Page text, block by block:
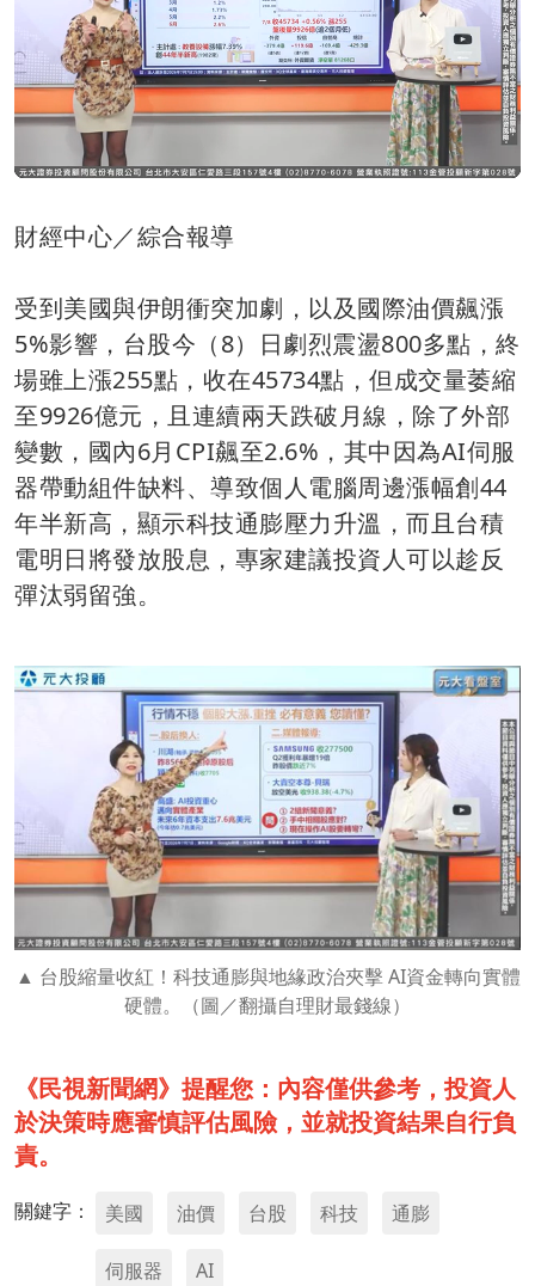
財經中心／綜合報導
受到美國與伊朗衝突加劇，以及國際油價飆漲
5%影響，台股今（8）日劇烈震盪800多點，終
場雖上漲255點，收在45734點，但成交量萎縮
至9926億元，且連續兩天跌破月線，除了外部
變數，國內6月CPI飆至2.6%，其中因為AI伺服
器帶動組件缺料、導致個人電腦周邊漲幅創44
年半新高，顯示科技通膨壓力升溫，而且台積
電明日將發放股息，專家建議投資人可以趁反
彈汰弱留強。
台股縮量收紅！科技通膨與地緣政治夾擊 AI資金轉向實體
硬體。（圖／翻攝自理財最錢線）
《民視新聞網》提醒您：內容僅供參考，投資人
於決策時應審慎評估風險，並就投資結果自行負
責。
關鍵字： 美國 油價 台股 科技 通膨
伺服器 AI